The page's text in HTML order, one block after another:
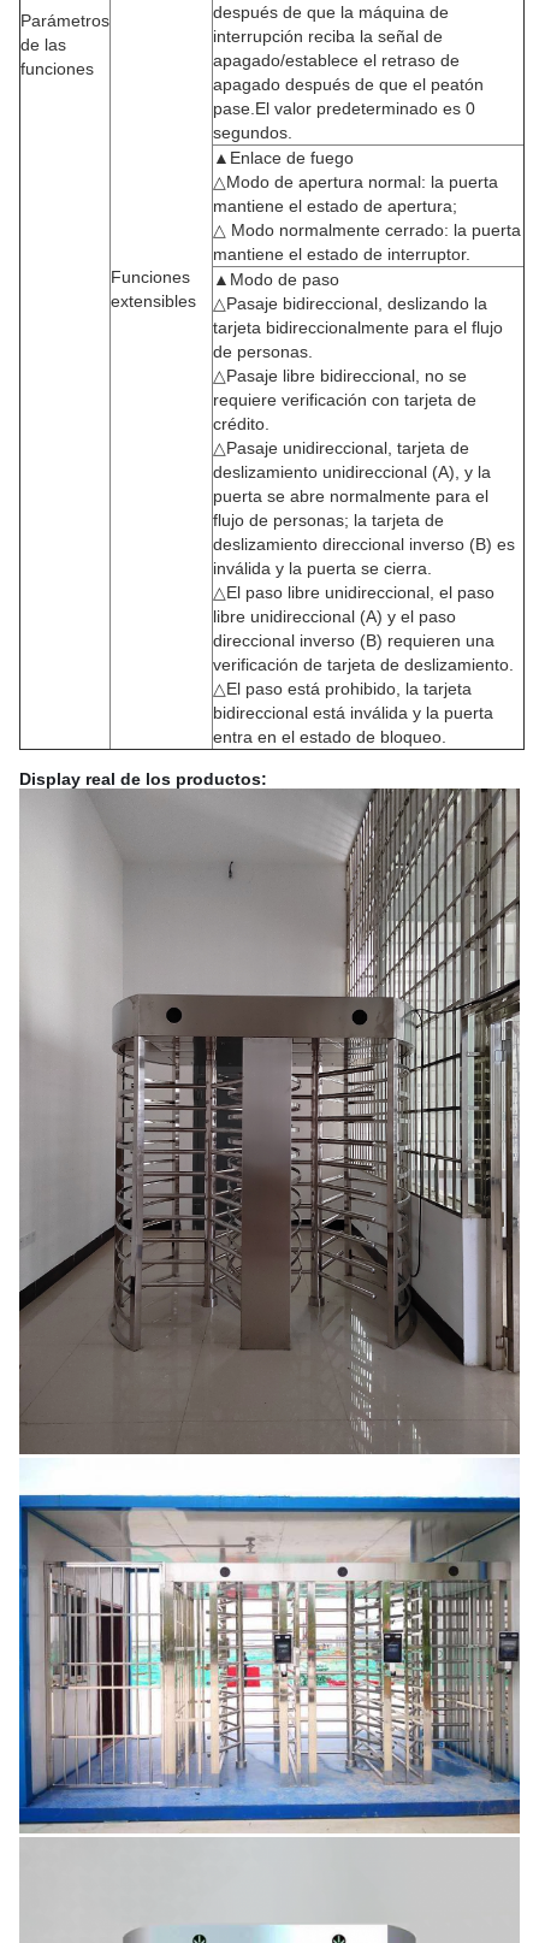
Parámetros
de las
funciones
Funciones
extensibles
después de que la máquina de
interrupción reciba la señal de
apagado/establece el retraso de
apagado después de que el peatón
pase.El valor predeterminado es 0
segundos.
▲Enlace de fuego
△Modo de apertura normal: la puerta
mantiene el estado de apertura;
△ Modo normalmente cerrado: la puerta
mantiene el estado de interruptor.
▲Modo de paso
△Pasaje bidireccional, deslizando la
tarjeta bidireccionalmente para el flujo
de personas.
△Pasaje libre bidireccional, no se
requiere verificación con tarjeta de
crédito.
△Pasaje unidireccional, tarjeta de
deslizamiento unidireccional (A), y la
puerta se abre normalmente para el
flujo de personas; la tarjeta de
deslizamiento direccional inverso (B) es
inválida y la puerta se cierra.
△El paso libre unidireccional, el paso
libre unidireccional (A) y el paso
direccional inverso (B) requieren una
verificación de tarjeta de deslizamiento.
△El paso está prohibido, la tarjeta
bidireccional está inválida y la puerta
entra en el estado de bloqueo.
Display real de los productos: